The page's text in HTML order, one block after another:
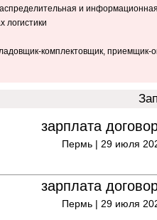
и
логистики
комплектовщик, приемщик-
зарплата
Пермь | 29 июля
зарплата
Пермь | 29 июля